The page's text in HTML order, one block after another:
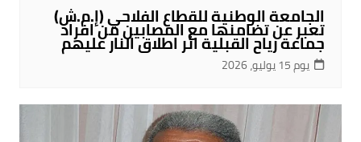
الجامعة الوطنية للقطاع الفلاحي (إ.م.ش)
تعبر عن تضامنها مع المصابين من افراد
جماعة رياح القبلية اثر اطلاق النار عليهم
يوم 15 يوليو، 2026